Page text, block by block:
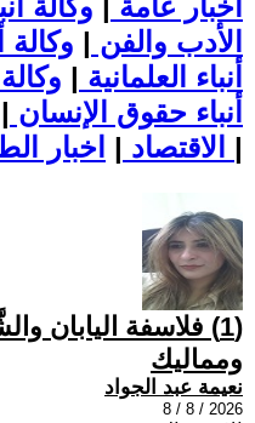
الأدب والفن | وكالة
أنباء العلمانية |
أنباء حقوق الإنسان |
الاقتصاد | |
(1) فلاسفة اليابان
ومماليك
نعيمة عبد الجواد
2026 / 8 / 8